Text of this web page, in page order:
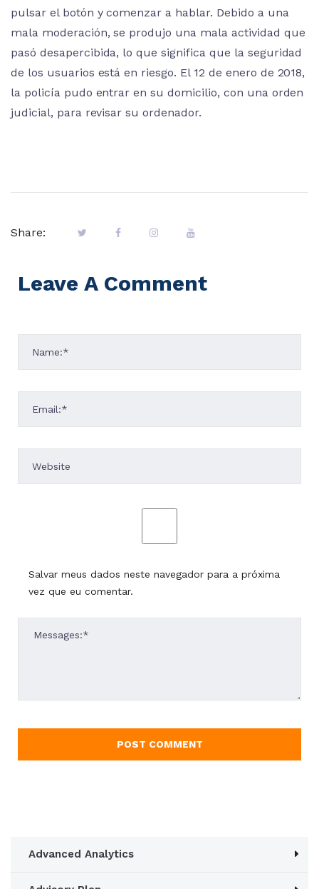
pulsar el botón y comenzar a hablar. Debido a una
mala moderación, se produjo una mala actividad que
pasó desapercibida, lo que significa que la seguridad
de los usuarios está en riesgo. El 12 de enero de 2018,
la policía pudo entrar en su domicilio, con una orden
judicial, para revisar su ordenador.
Share:
Leave A Comment
Salvar meus dados neste navegador para a próxima
vez que eu comentar.
Advanced Analytics